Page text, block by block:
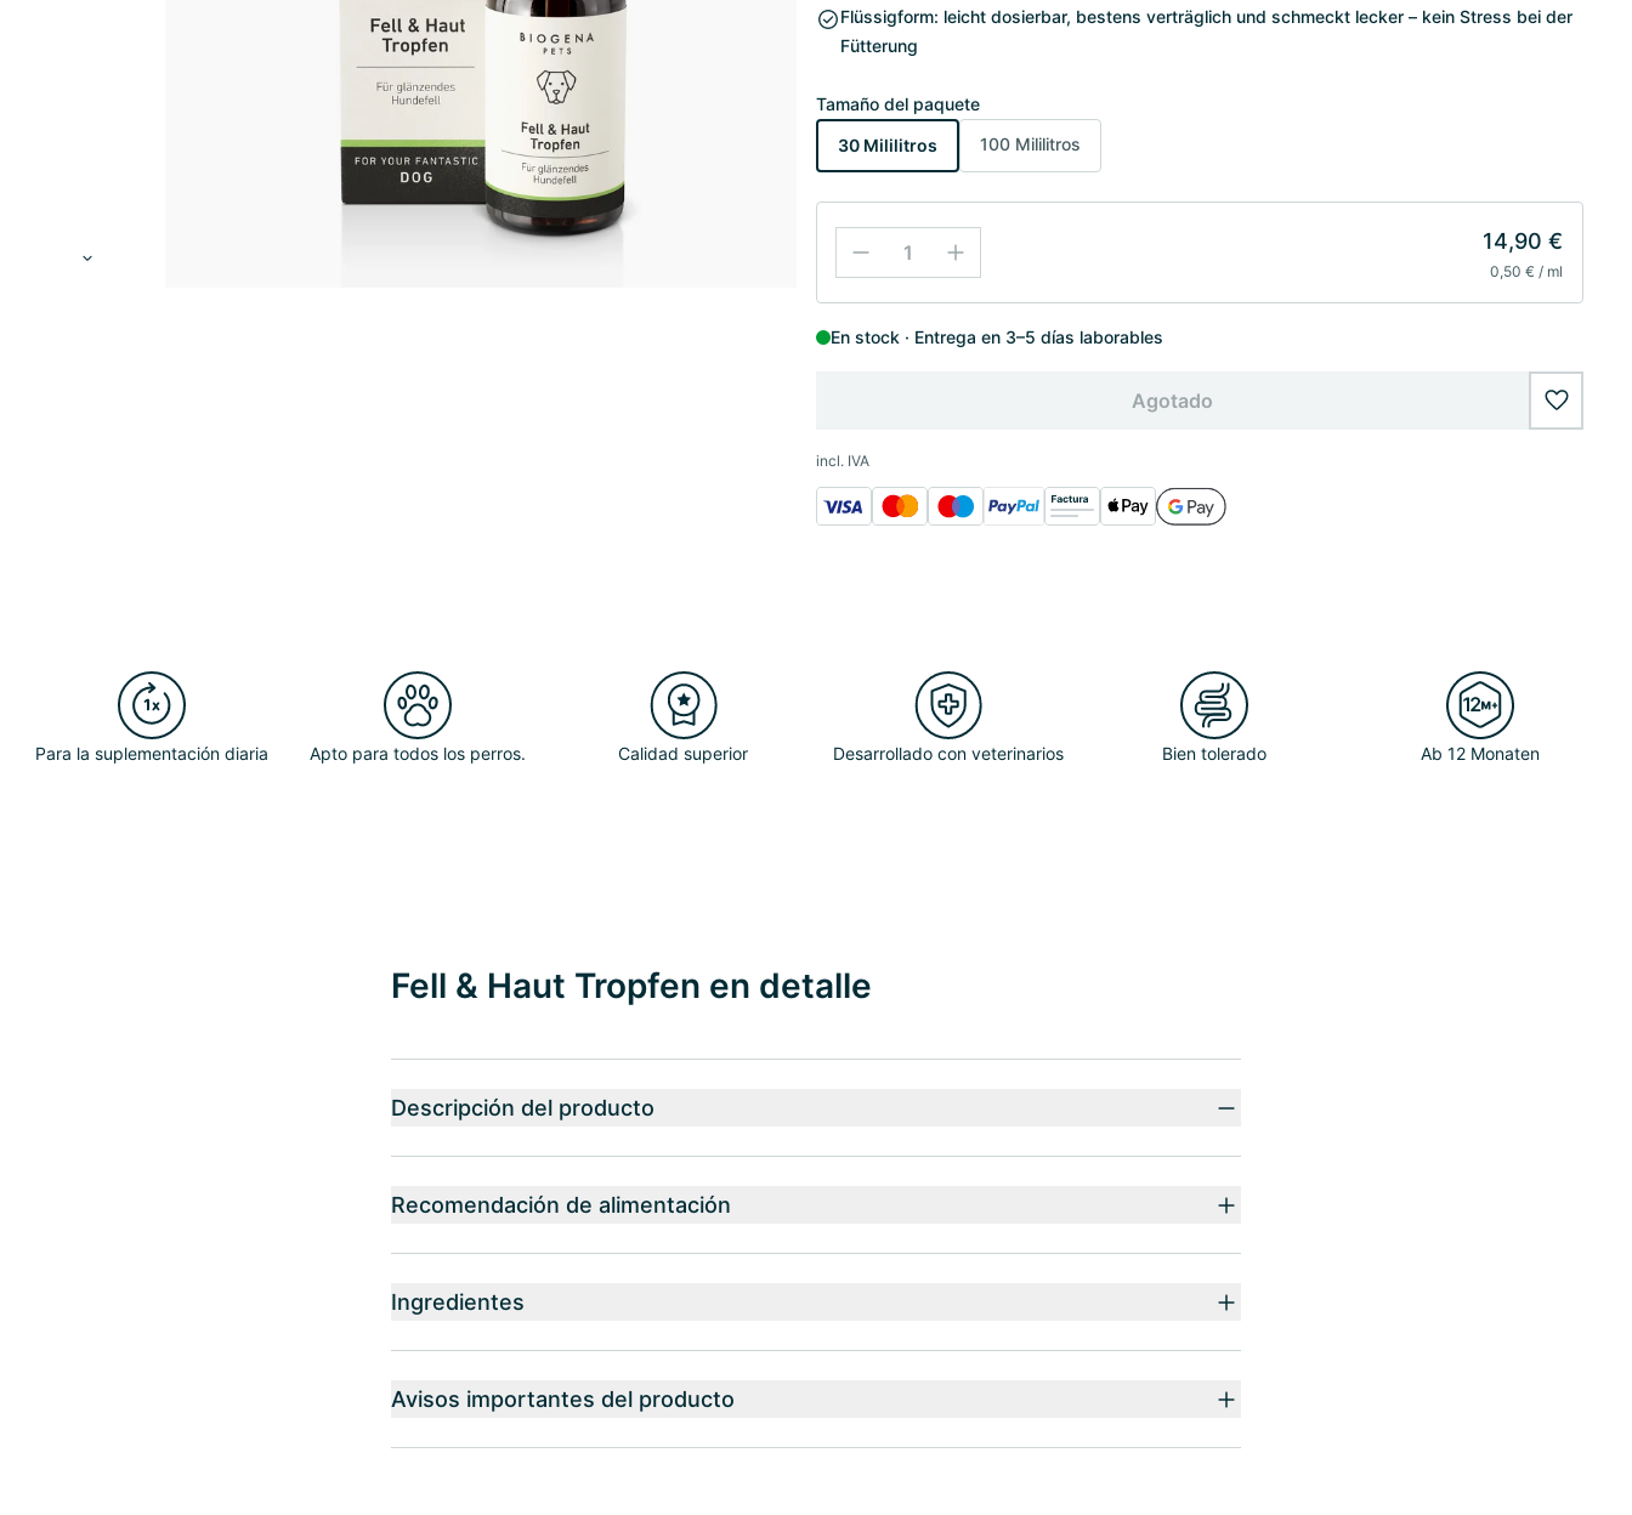
Flüssigform: leicht dosierbar, bestens verträglich und schmeckt lecker – kein Stress bei der
Fütterung
Tamaño del paquete
30 Mililitros
100 Mililitros
14,90 €
0,50 € / ml
En stock Entrega en 3–5 días laborables
Agotado
incl. IVA
Para la suplementación diaria Apto para todos los perros. Calidad superior Desarrollado con veterinarios Bien tolerado Ab 12 Monaten
Fell & Haut Tropfen en detalle
Descripción del producto
Recomendación de alimentación
Ingredientes
Avisos importantes del producto